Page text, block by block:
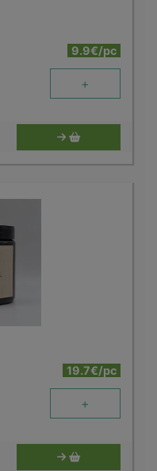
9.9€/pc
+
19.7€/pc
+